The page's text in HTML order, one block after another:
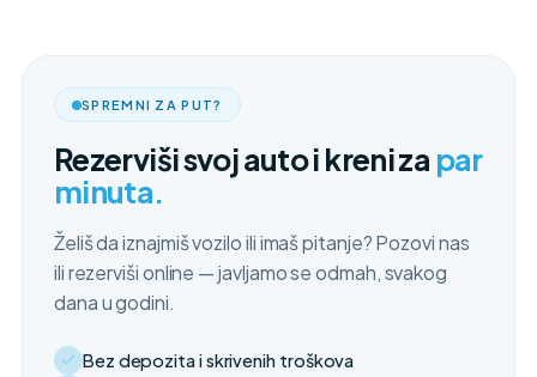
SPREMNI ZA PUT?
Rezerviši svoj auto i kreni za par
minuta.
Želiš da iznajmiš vozilo ili imaš pitanje? Pozovi nas
ili rezerviši online — javljamo se odmah, svakog
dana u godini.
Bez depozita i skrivenih troškova